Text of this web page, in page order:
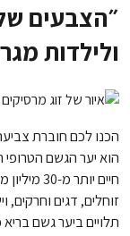
״הצבעים
ולילדות
הכנו לכם חוברת
הוא יער הגשם הטרופי
חיים
זוחלים, דגים וחרקים,
תלויים ביער גשם